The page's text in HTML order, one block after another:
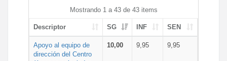
Mostrando 1 a 43 de 43 items
Descriptor SG INF SEN
Apoyo al equipo de
dirección del Centro
10,00 9,95 9,95